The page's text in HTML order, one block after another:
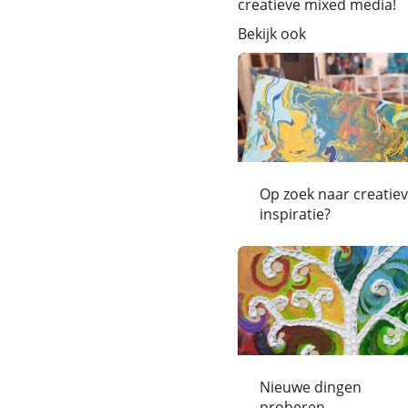
creatieve mixed media!
Bekijk ook
Op zoek naar
inspiratie?
Nieuwe dingen